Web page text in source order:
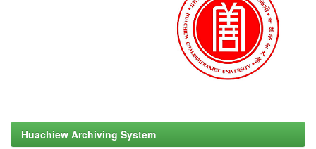
Huachiew Archiving System